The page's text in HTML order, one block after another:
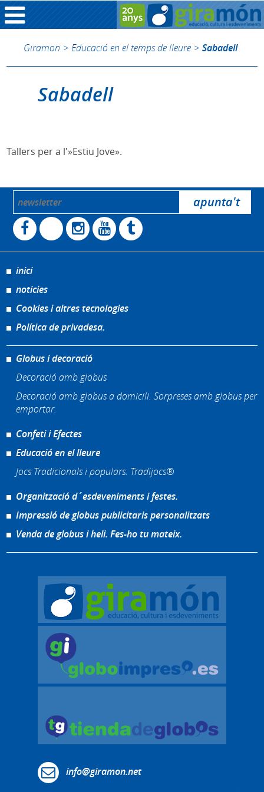
Giramon > Educació en el temps de lleure > Sabadell
Sabadell
Tallers per a l'»Estiu Jove».
inici
noticies
Cookies i altres tecnologies
Política de privadesa.
Globus i decoració
Decoració amb globus
Decoració amb globus a domicili. Sorpreses amb globus per
emportar.
Confeti i Efectes
Educació en el lleure
Jocs Tradicionals i populars. Tradijocs®
Organització d´esdeveniments i festes.
Impressió de globus publicitaris personalitzats
Venda de globus i heli. Fes-ho tu mateix.
info@giramon.net